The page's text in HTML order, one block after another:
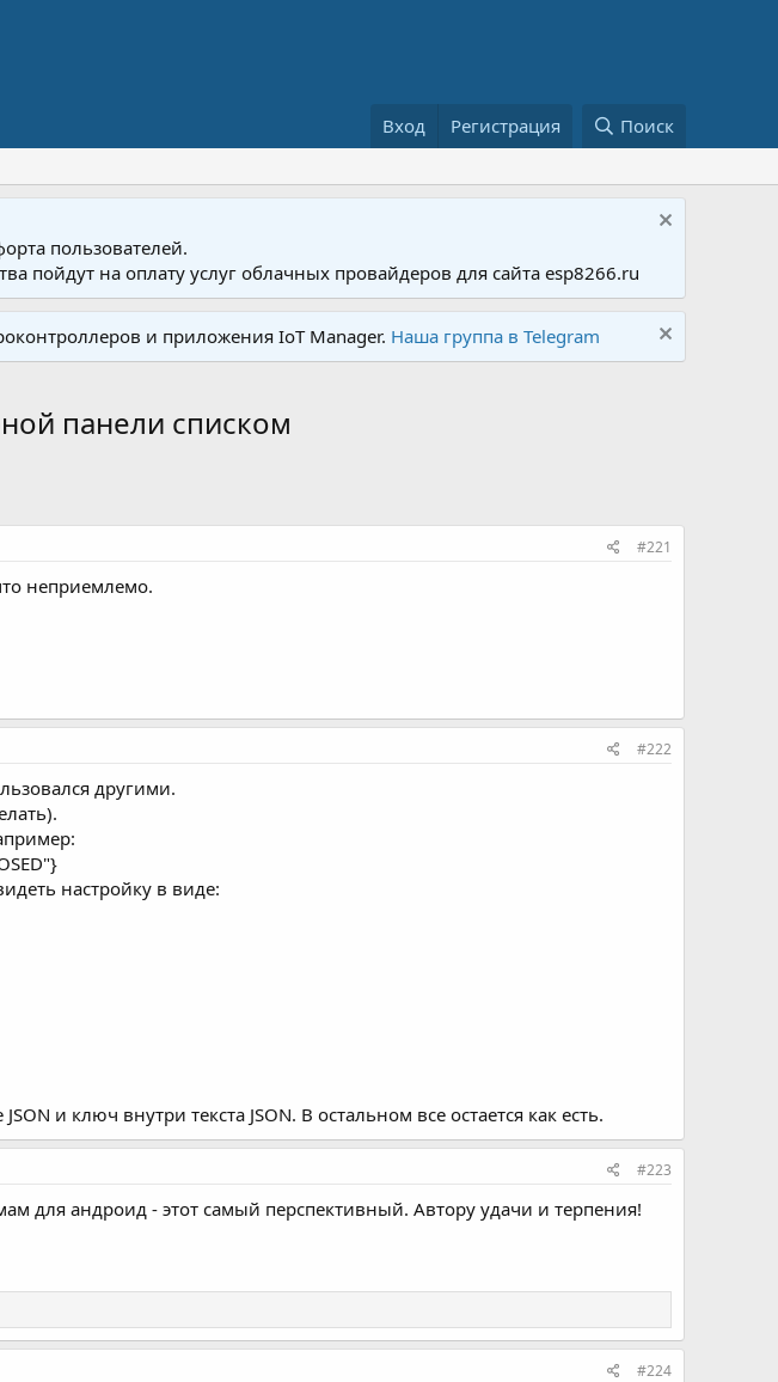
Вход Регистрация Поиск
пользователей.
пойдут на оплату услуг облачных провайдеров для сайта esp8266.ru
и приложения IoT Manager. Наша группа в Telegram
панели списком
#221
неприемлемо.
#222
другими.
настройку в виде:
и ключ внутри текста JSON. В остальном все остается как есть.
#223
для андроид - этот самый перспективный. Автору удачи и терпения!
#224